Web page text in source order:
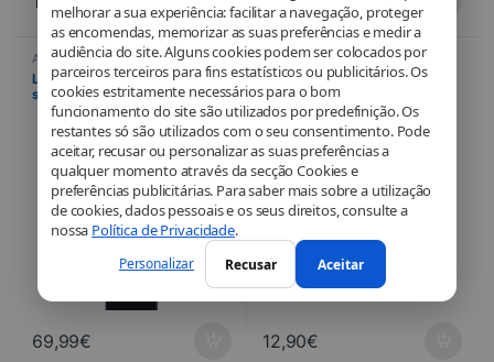
melhorar a sua experiência: facilitar a navegação, proteger
as encomendas, memorizar as suas preferências e medir a
audiência do site. Alguns cookies podem ser colocados por
parceiros terceiros para fins estatísticos ou publicitários. Os
cookies estritamente necessários para o bom
funcionamento do site são utilizados por predefinição. Os
restantes só são utilizados com o seu consentimento. Pode
aceitar, recusar ou personalizar as suas preferências a
qualquer momento através da secção Cookies e
preferências publicitárias. Para saber mais sobre a utilização
de cookies, dados pessoais e os seus direitos, consulte a
nossa Política de Privacidade.
Personalizar Recusar Aceitar
Acessórios para PC,Informática
Logitech – Litra Glow premium
streaming – TrueSoft
69,99€
Acessórios para PC,Informática
TP-Link – Adaptateur USB
Bluetooth 5.0 Nano – Clé
Bluetooth
12,90€